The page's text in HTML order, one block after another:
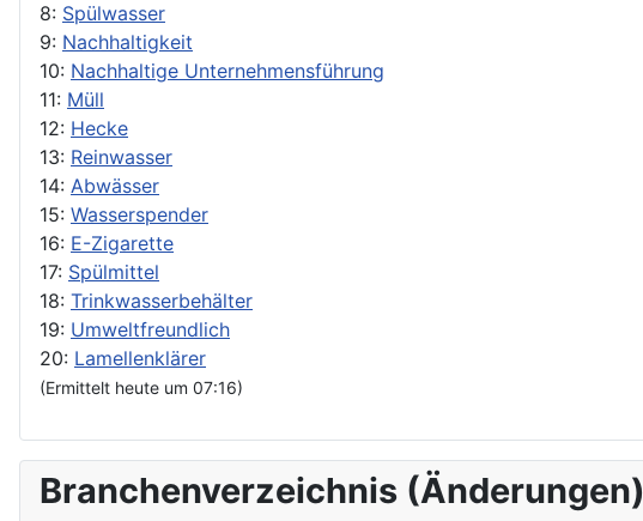
8: Spülwasser
9: Nachhaltigkeit
10: Nachhaltige Unternehmensführung
11: Müll
12: Hecke
13: Reinwasser
14: Abwässer
15: Wasserspender
16: E-Zigarette
17: Spülmittel
18: Trinkwasserbehälter
19: Umweltfreundlich
20: Lamellenklärer
(Ermittelt heute um 07:16)
Branchenverzeichnis (Änderungen)